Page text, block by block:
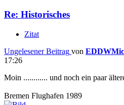
Re: Historisches
Zitat
Ungelesener Beitrag von
17:26
Moin ............ und noch ein paar
Bremen Flughafen 1989